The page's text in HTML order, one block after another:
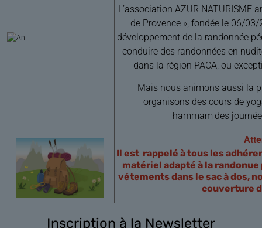
L’association AZUR NATURISME
de Provence », fondée le 06/
développement de la randonnée
conduire des randonnées en
dans la région PACA, ou
Mais nous animons aussi la
organisons des cours de
hammam des
Il est rappelé à tous les
matériel adapté à la
vétements dans le sac à dos,
couverture
Inscription à la Newsletter